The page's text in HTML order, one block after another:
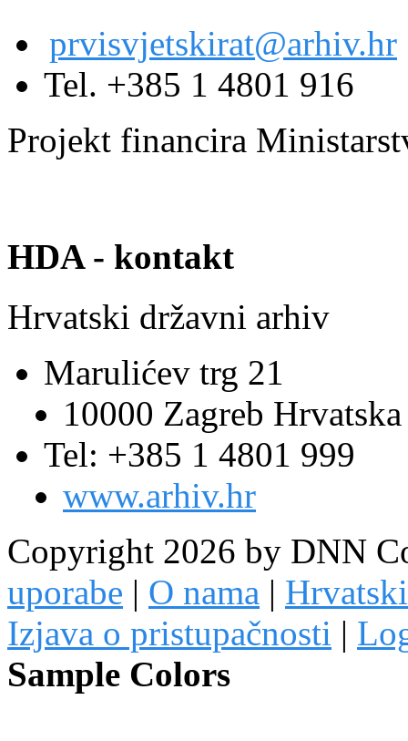
prvisvjetskirat@arhiv.hr
Tel. +385 1 4801 916
Projekt financira
HDA - kontakt
Hrvatski državni arhiv
Marulićev trg 21
10000 Zagreb Hrvatska
Tel: +385 1 4801 999
www.arhiv.hr
Copyright 2026 by DNN
uporabe | O nama |
Izjava o pristupačnosti |
Sample Colors